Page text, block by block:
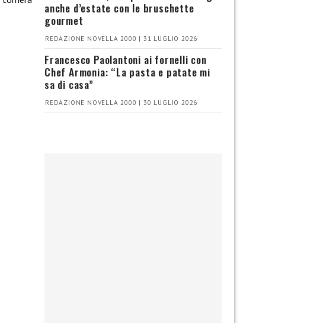
anche d’estate con le bruschette
gourmet
REDAZIONE NOVELLA 2000 | 31 LUGLIO 2026
Francesco Paolantoni ai fornelli con
Chef Armonia: “La pasta e patate mi
sa di casa”
REDAZIONE NOVELLA 2000 | 30 LUGLIO 2026